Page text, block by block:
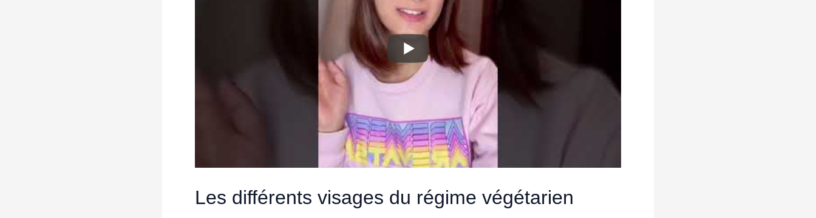
Les différents visages du régime végétarien